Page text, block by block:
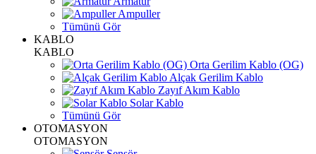
Ampuller
Tümünü Gör
KABLO
KABLO
Orta Gerilim Kablo (OG)
Alçak Gerilim Kablo
Zayıf Akım Kablo
Solar Kablo
Tümünü Gör
OTOMASYON
OTOMASYON